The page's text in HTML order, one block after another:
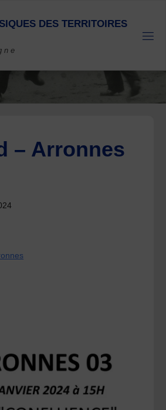
SIQUES DES TERRITOIRES
– Arronnes